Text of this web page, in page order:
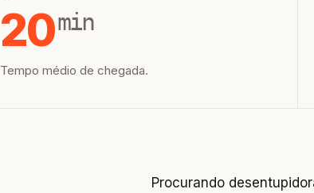
20min
Tempo médio de chegada.
Procurando